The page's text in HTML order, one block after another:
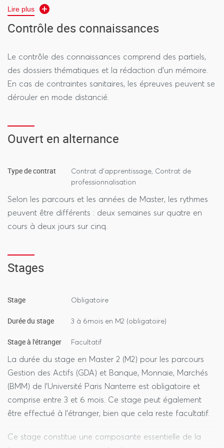
Banque, Monnaie, Marchés (BMM) – Formation initiale
Parcours généraliste formant aux métiers de la
professionnalisation grâce à l'intervention de
professionnels et la réalisation de stages. Les
étudiants acquièrent des connaissances
approfondies sur les marchés financiers, le secteur
bancaire, le cadre réglementaire, la finance durable,
sur Python.
Opérations de Marché et Régulation des Risques
En partenariat avec l’École Supérieure de la Banque
(ESBanque), ce parcours forme des professionnels
gestion d’actifs, avec une spécialisation en
conformité, gestion obligataire, actions, produits
dérivés, et technologies émergentes comme la
Alternance
des professionnels spécialisés dans la gestion et
banques de détail composée de professions libérales,
futurs diplômés de maîtriser l’environnement
économique, juridique et fiscal de ce type de
clientèle.
Management du Risque et de l’Innovation en Assurance
(MRIA) – Alternance
En partenariat avec l’Institut de Formation de la
forme des professionnels spécialisés dans l'analyse et
Lire plus
Contrôle des connaissances
Le contrôle des connaissances comprend des partiels,
des dossiers thématiques et la rédaction d’un mémoire.
En cas de contraintes sanitaires, les épreuves peuvent se
dérouler en mode distancié.
Ouvert en alternance
Type de contrat
Contrat d'apprentissage, Contrat de
professionnalisation
Selon les parcours et les années de Master, les rythmes
peuvent être différents : deux semaines sur quatre en
cours à deux jours sur cinq.
Stages
Stage Obligatoire
Durée du stage 3 à 6mois en M2 (obligatoire)
Stage à l'étranger Facultatif
La durée du stage en Master 2 (M2) pour les parcours
Gestion des Actifs (GDA) et Banque, Monnaie, Marchés
(BMM) de l’Université Paris Nanterre est obligatoire et
comprise entre 3 et 6 mois. Ce stage peut également
être effectué à l’étranger, bien que cela reste facultatif.
Ce stage constitue une composante essentielle de la